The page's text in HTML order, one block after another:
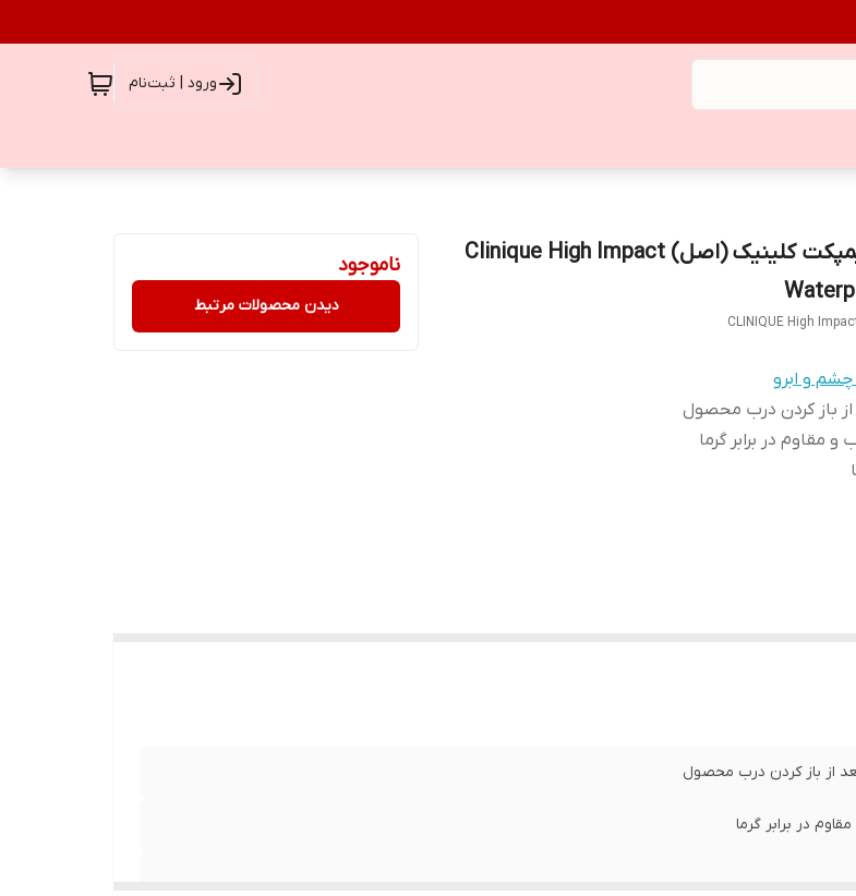
ورود | ثبت‌نام
ریمل ضد اب ایمپکت کلینیک (اصل) Clinique High Impact
CLINIQUE High
و ابرو
مقاوم در برابر گرما
ناموجود
دیدن محصولات مرتبط
در برابر گرما